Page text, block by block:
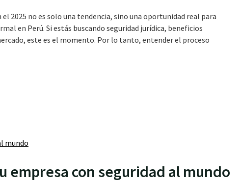
2025 no es solo una tendencia, sino una oportunidad real para
en Perú. Si estás buscando seguridad jurídica, beneficios
este es el momento. Por lo tanto, entender el proceso
empresa con seguridad al mundo